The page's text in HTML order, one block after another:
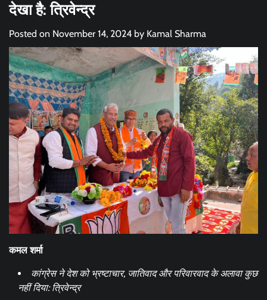
देखा है: त्रिवेन्द्र
Posted on November 14, 2024 by Kamal Sharma
कमल शर्मा
कांग्रेस ने देश को भ्रष्टाचार, जातिवाद और परिवारवाद के अलावा कुछ
नहीं दिया: त्रिवेन्द्र